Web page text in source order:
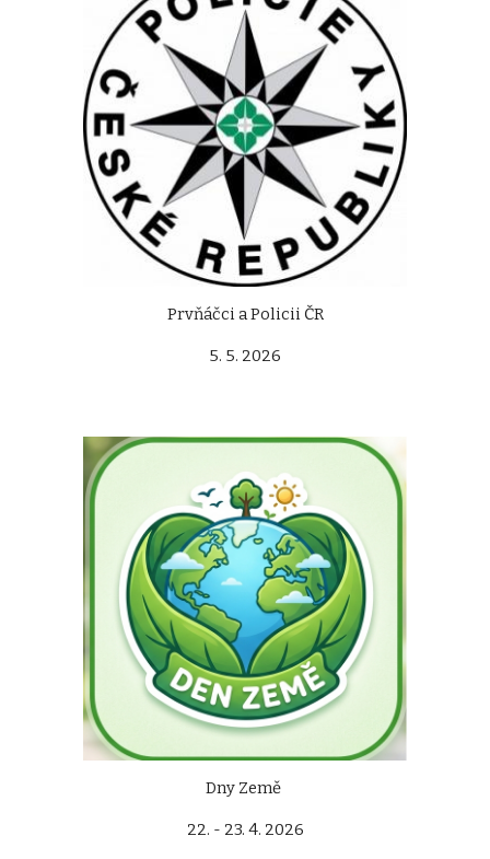
Prvňáčci a Policii ČR
5. 5. 2026
Dny Země
22. - 23. 4. 2026